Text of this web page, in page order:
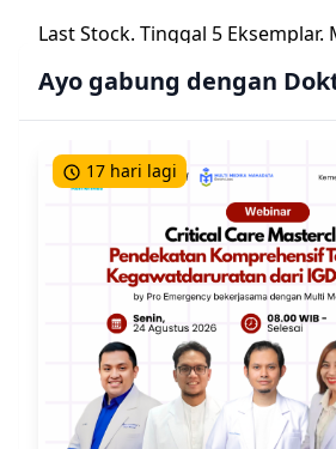
Last Stock. Tinggal 5 Eksemplar.
(Yahya)
Latest Post
Diagnosis dan
Tendon:
Pasca
Umum
14 Jul 2026
Evaluasi
Suprakondiler
Ayo gabung dengan
17 hari lagi